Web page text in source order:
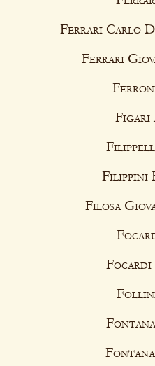
Ferrari Carlo
Ferrari
Figari
Filippini
Filosa
Focardi